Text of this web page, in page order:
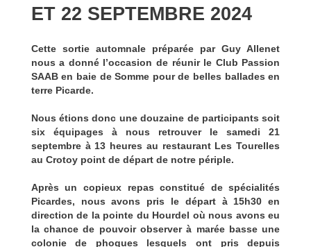
ET 22 SEPTEMBRE 2024
Cette sortie automnale préparée par Guy Allenet
nous a donné l’occasion de réunir le Club Passion
SAAB en baie de Somme pour de belles ballades en
terre Picarde.
Nous étions donc une douzaine de participants soit
six équipages à nous retrouver le samedi 21
septembre à 13 heures au restaurant Les Tourelles
au Crotoy point de départ de notre périple.
Après un copieux repas constitué de spécialités
Picardes, nous avons pris le départ à 15h30 en
direction de la pointe du Hourdel où nous avons eu
la chance de pouvoir observer à marée basse une
colonie de phoques lesquels ont pris depuis